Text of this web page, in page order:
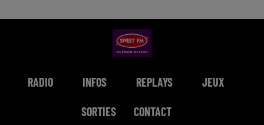
RADIO INFOS REPLAYS JEUX
SORTIES CONTACT